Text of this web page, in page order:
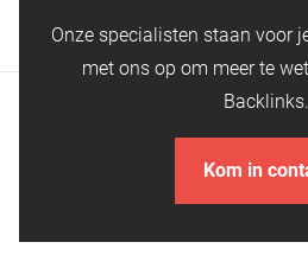
Onze specialisten staan voor
met ons op om meer te
Backlinks.
Kom in